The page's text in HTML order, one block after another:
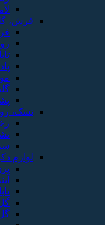
فرش،
تشک،
لوازم